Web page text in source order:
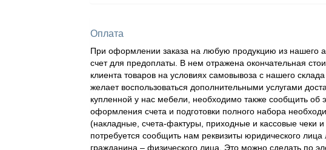
Оплата
При оформлении заказа на любую продукцию из нашего
счет для предоплаты. В нем отражена окончательная
клиента товаров на условиях самовывоза с нашего
желает воспользоваться дополнительными услугами
купленной у нас мебели, необходимо также сообщить об
оформления счета и подготовки полного набора
(накладные, счета-фактуры, приходные и кассовые чеки и
потребуется сообщить нам реквизиты юридического
гражданина – физического лица. Это можно сделать по